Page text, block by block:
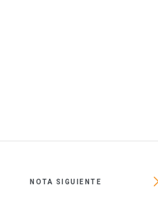
NOTA SIGUIENTE